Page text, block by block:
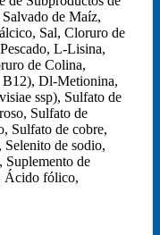
de Maíz,
Sal, Cloruro de
L-Lisina,
de Colina,
Dl-Metionina,
ssp), Sulfato de
Sulfato de
Sulfato de cobre,
de sodio,
Suplemento de
Ácido fólico,